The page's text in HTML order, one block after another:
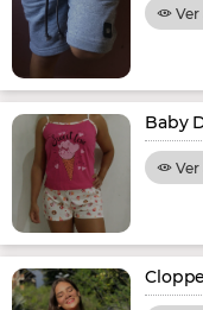
Ver
Baby
Ver